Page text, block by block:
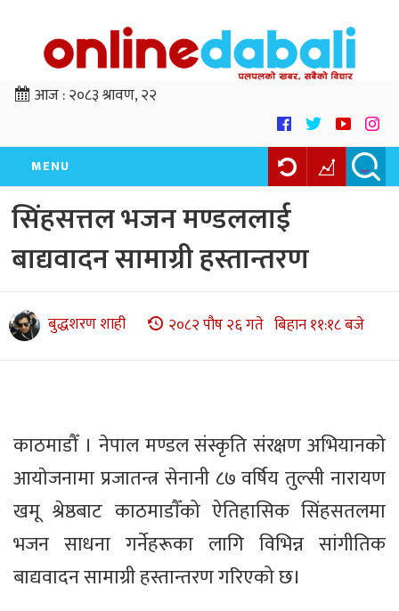
आज :२०८३ श्रावण, २२
MENU
सिंहसत्तल भजन मण्डललाई
बाद्यवादन सामाग्री हस्तान्तरण
बुद्धशरण शाही २०८२ पौष २६ गते बिहान ११:१८ बजे
काठमाडौँ । नेपाल मण्डल संस्कृति संरक्षण अभियानकाे
आयाेजनामा प्रजातन्त्र सेनानी ८७ वर्षिय तुल्सी नारायण
खमू श्रेष्ठबाट काठमाडाैँको ऐतिहासिक सिंहसतलमा
भजन साधना गर्नेहरूका लागि विभिन्न सांगीतिक
बाद्यवादन सामाग्री हस्तान्तरण गरिएको छ।